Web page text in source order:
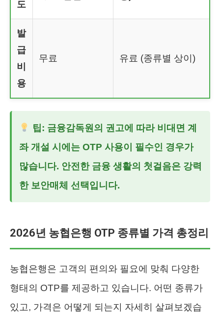
도
발
급
비
용
무료 유료 (종류별 상이)
팁: 금융감독원의 권고에 따라 비대면 계
좌 개설 시에는 OTP 사용이 필수인 경우가
많습니다. 안전한 금융 생활의 첫걸음은 강력
한 보안매체 선택입니다.
2026년 농협은행 OTP 종류별 가격 총정리
농협은행은 고객의 편의와 필요에 맞춰 다양한
형태의 OTP를 제공하고 있습니다. 어떤 종류가
있고, 가격은 어떻게 되는지 자세히 살펴보겠습